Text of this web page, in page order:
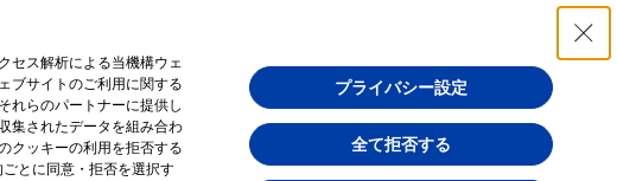
セス解析による当機構ウェ
ブサイトのご利用に関する
れらのパートナーに提供し
集されたデータを組み合わ
クッキーの利用を拒否する
とに同意・拒否を選択す
プライバシー設定
全て拒否する